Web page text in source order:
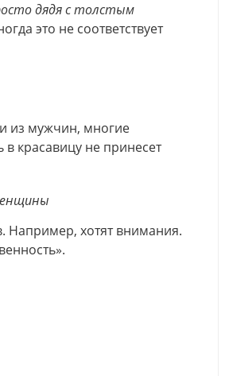
дядя с толстым
это не соответствует
из мужчин, многие
красавицу не принесет
Например, хотят внимания.